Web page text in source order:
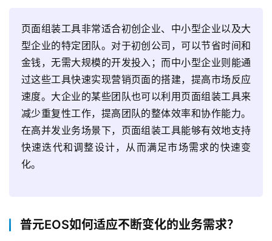
与
持
了
解
普
我
页面组装工具非常适合初创企业、中小型企业以及大
型企业的特定团队。对于初创公司，可以节省时间和
金钱，无需大规模的开发投入；而中小型企业则能通
过这些工具快速实现营销页面的搭建，提高市场反应
速度。大企业的某些团队也可以利用页面组装工具来
减少重复性工作，提高团队的整体效率和协作能力。
在高并发业务场景下，页面组装工具能够有效地支持
快速迭代和调整设计，从而满足市场需求的快速变
化。
普元EOS如何适应不断变化的业务需求？